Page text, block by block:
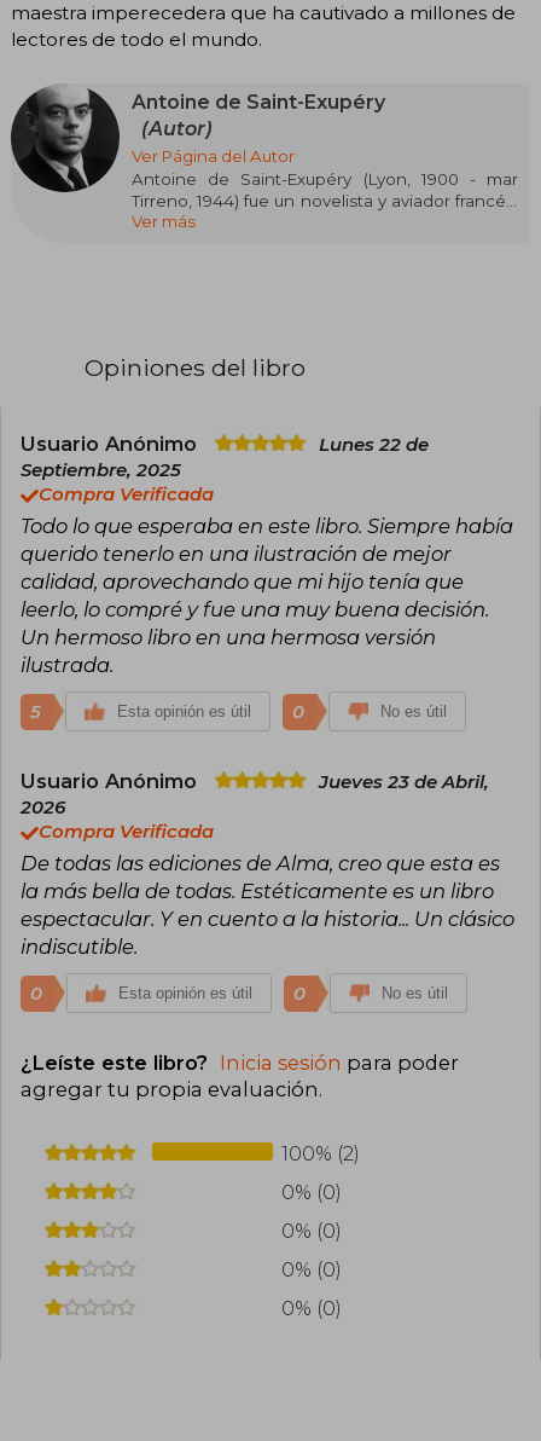
maestra imperecedera que ha cautivado a millones de
lectores de todo el mundo.
Antoine de Saint-Exupéry
(Autor)
Ver Página del Autor
Antoine de Saint-Exupéry (Lyon, 1900 - mar
Tirreno, 1944) fue un novelista y aviador francés,
cuyas experiencias como piloto inspiraron gran
ella una extensa correspondencia a lo largo de
exploran temas como la humanidad, la soledad
y el sentido de la vida.
El 6 de abril de 1943 publicó su obra más célebre,
El Principito (Le Petit Prince), un relato filosófico
y poético que se ha convertido en uno de los
libros más traducidos y leídos de la historia, con
versiones en más de 250 idiomas. Considerada
una de las mejores creaciones literarias del siglo
XX, esta obra trasciende generaciones y
mar Tirreno, dejando un legado literario que
sigue inspirando a millones de lectores en todo
Ver más
Opiniones del libro
Usuario Anónimo
Lunes 22 de
Septiembre, 2025
Compra Verificada
Todo lo que esperaba en este libro. Siempre había
querido tenerlo en una ilustración de mejor
calidad, aprovechando que mi hijo tenía que
leerlo, lo compré y fue una muy buena decisión.
Un hermoso libro en una hermosa versión
ilustrada.
5 Esta opinión es útil 0 No es útil
Usuario Anónimo
Jueves 23 de Abril,
2026
Compra Verificada
De todas las ediciones de Alma, creo que esta es
la más bella de todas. Estéticamente es un libro
espectacular. Y en cuento a la historia... Un clásico
indiscutible.
0 Esta opinión es útil 0 No es útil
¿Leíste este libro? Inicia sesión para poder
agregar tu propia evaluación.
100% (2)
0% (0)
0% (0)
0% (0)
0% (0)